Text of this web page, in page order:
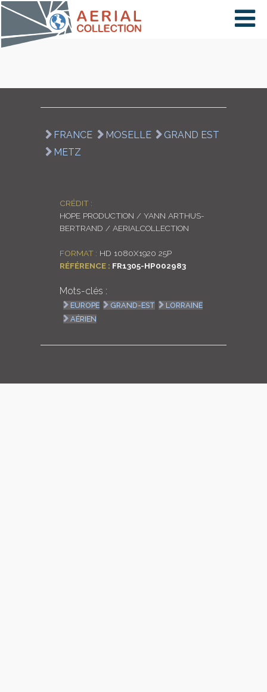
×
ENGLISH
FRANCE MOSELLE
GRAND EST
METZ
CRÉDIT :
HOPE PRODUCTION / YANN ARTHUS-
BERTRAND / AERIALCOLLECTION
FORMAT : HD 1080X1920 25P
RÉFÉRENCE : FR1305-HP002983
Mots-clés :
EUROPE GRAND-EST
LORRAINE
AÉRIEN